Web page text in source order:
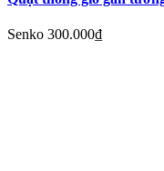
Senko 300.000₫